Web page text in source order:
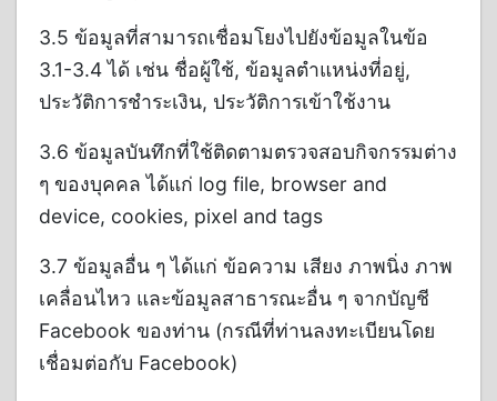
3.5 ข้อมูลที่สามารถเชื่อมโยงไปยังข้อมูลในข้อ
3.1-3.4 ได้ เช่น ชื่อผู้ใช้, ข้อมูลตำแหน่งที่อยู่,
ประวัติการชำระเงิน, ประวัติการเข้าใช้งาน
3.6 ข้อมูลบันทึกที่ใช้ติดตามตรวจสอบกิจกรรมต่าง
ๆ ของบุคคล ได้แก่ log file, browser and
device, cookies, pixel and tags
3.7 ข้อมูลอื่น ๆ ได้แก่ ข้อความ เสียง ภาพนิ่ง ภาพ
เคลื่อนไหว และข้อมูลสาธารณะอื่น ๆ จากบัญชี
Facebook ของท่าน (กรณีที่ท่านลงทะเบียนโดย
เชื่อมต่อกับ Facebook)